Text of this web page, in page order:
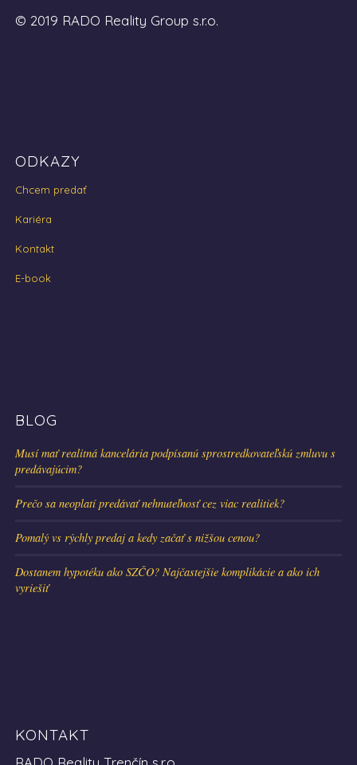
© 2019 RADO Reality Group s.r.o.
ODKAZY
Chcem predať
Kariéra
Kontakt
E-book
BLOG
Musí mať realitná kancelária podpísanú sprostredkovateľskú zmluvu s
predávajúcim?
Prečo sa neoplatí predávať nehnuteľnosť cez viac realitiek?
Pomalý vs rýchly predaj a kedy začať s nižšou cenou?
Dostanem hypotéku ako SZČO? Najčastejšie komplikácie a ako ich
vyriešiť
KONTAKT